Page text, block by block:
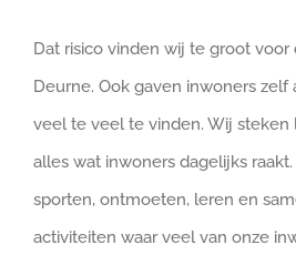
Dat risico vinden wij te groot voor
Deurne. Ook gaven inwoners zelf
veel te veel te vinden. Wij steken
alles wat inwoners dagelijks
sporten, ontmoeten, leren en
activiteiten waar veel van onze